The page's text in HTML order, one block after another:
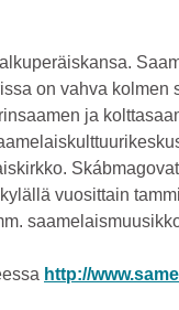
on vahva kolmen
ja
vuosittain
http://